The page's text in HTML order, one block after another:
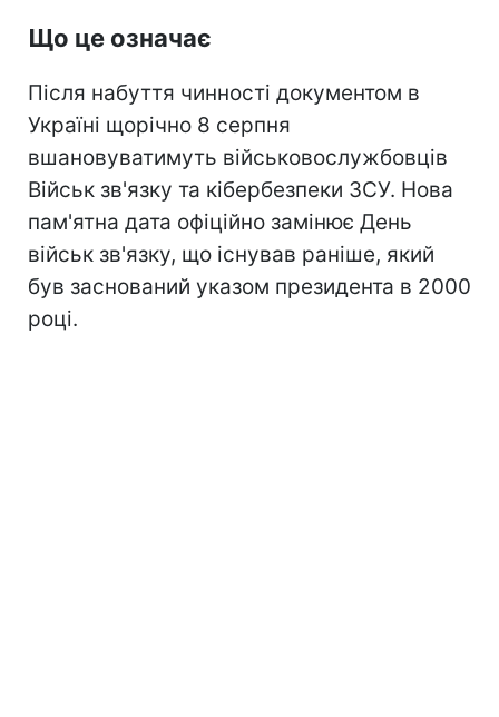
Що це означає
Після набуття чинності документом в
Україні щорічно 8 серпня
вшановуватимуть військовослужбовців
Військ зв'язку та кібербезпеки ЗСУ. Нова
пам'ятна дата офіційно замінює День
військ зв'язку, що існував раніше, який
був заснований указом президента в 2000
році.